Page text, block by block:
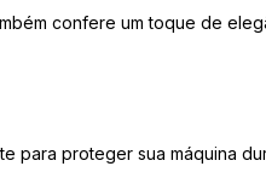
confere um toque de
para proteger sua máquina